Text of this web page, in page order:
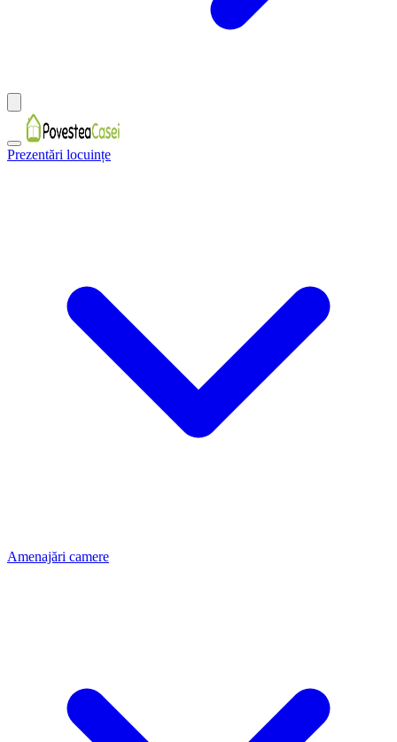
Prezentări locuințe
Amenajări camere